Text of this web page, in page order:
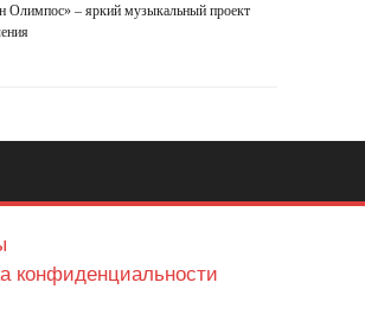
Олимпос» – яркий музыкальный проект
конфиденциальности